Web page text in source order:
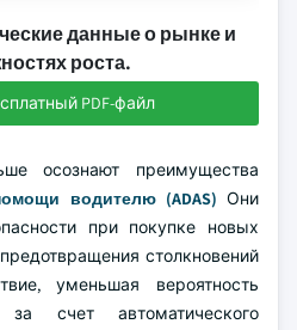
данные о рынке и
роста.
PDF-файл
осознают преимущества
водителю (ADAS) Они
при покупке новых
столкновений
уменьшая вероятность
счет автоматического